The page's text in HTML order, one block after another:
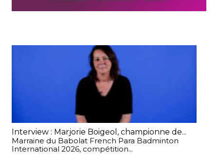
Interview : Marjorie Boigeol, championne de...
Marraine du Babolat French Para Badminton
International 2026, compétition...